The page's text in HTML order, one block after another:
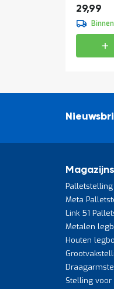
29,99
Palletstelling
Meta
Link 51
Metalen
Houten
Stelling